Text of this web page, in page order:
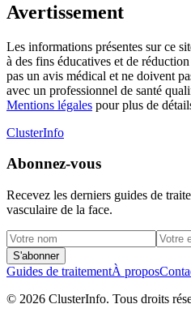
Avertissement
Les informations présentes sur ce
à des fins éducatives et de
pas un avis médical et ne doivent
avec un professionnel de santé
Mentions légales pour plus de
ClusterInfo
Abonnez-vous
Recevez les derniers guides de
vasculaire de la face.
S'abonner
Guides de traitementÀ propos
© 2026 ClusterInfo. Tous droits